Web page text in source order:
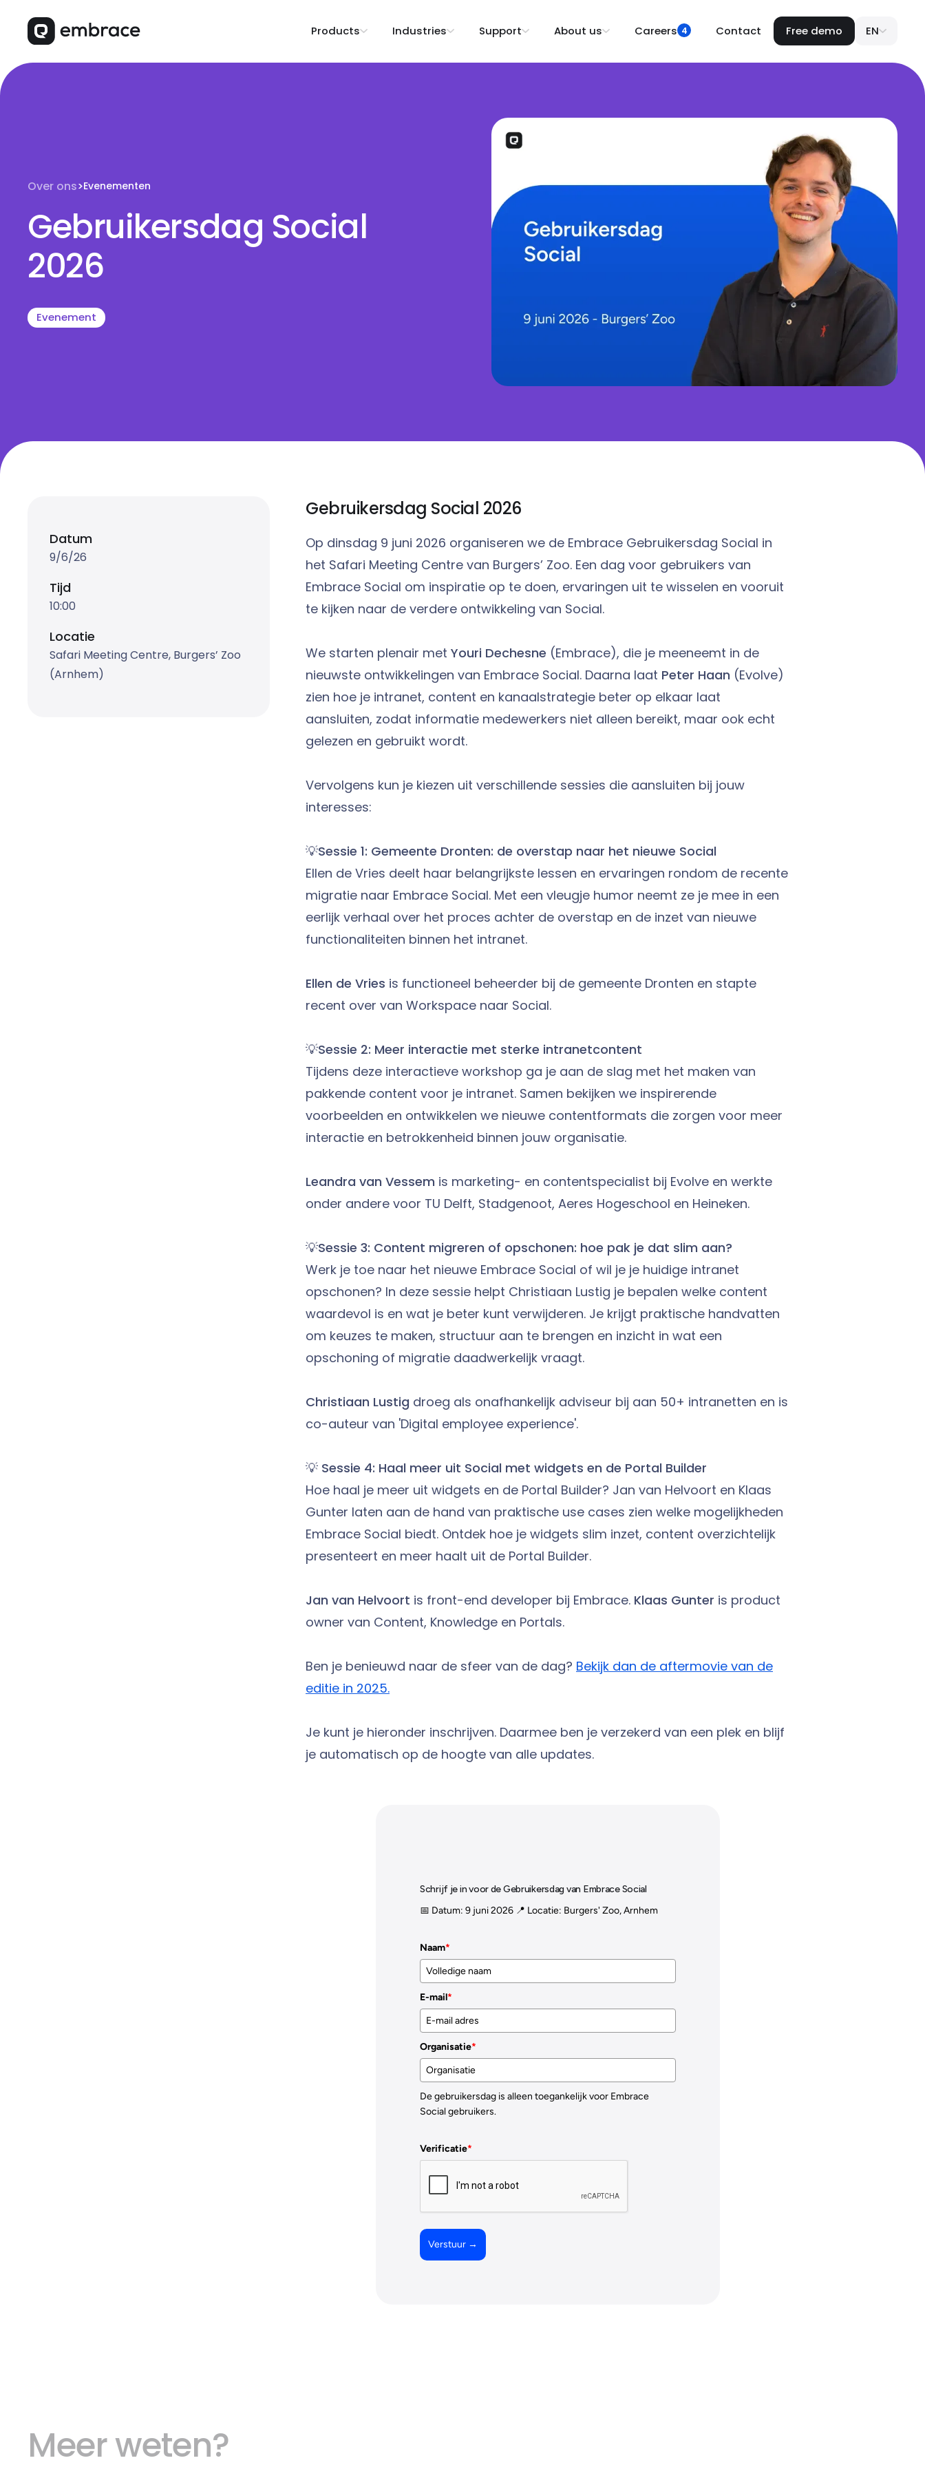
Products Industries Support About us Careers 4 Contact Free demo EN
Over ons>Evenementen
Gebruikersdag Social
2026
Evenement
Datum
9/6/26
Tijd
10:00
Locatie
Safari Meeting Centre, Burgers’ Zoo
(Arnhem)
Gebruikersdag Social 2026
Op dinsdag 9 juni 2026 organiseren we de Embrace Gebruikersdag Social in
het Safari Meeting Centre van Burgers’ Zoo. Een dag voor gebruikers van
Embrace Social om inspiratie op te doen, ervaringen uit te wisselen en vooruit
te kijken naar de verdere ontwikkeling van Social.
We starten plenair met Youri Dechesne (Embrace), die je meeneemt in de
nieuwste ontwikkelingen van Embrace Social. Daarna laat Peter Haan (Evolve)
zien hoe je intranet, content en kanaalstrategie beter op elkaar laat
aansluiten, zodat informatie medewerkers niet alleen bereikt, maar ook echt
gelezen en gebruikt wordt.
Vervolgens kun je kiezen uit verschillende sessies die aansluiten bij jouw
interesses:
💡Sessie 1: Gemeente Dronten: de overstap naar het nieuwe Social
Ellen de Vries deelt haar belangrijkste lessen en ervaringen rondom de recente
migratie naar Embrace Social. Met een vleugje humor neemt ze je mee in een
eerlijk verhaal over het proces achter de overstap en de inzet van nieuwe
functionaliteiten binnen het intranet.
Ellen de Vries is functioneel beheerder bij de gemeente Dronten en stapte
recent over van Workspace naar Social.
💡Sessie 2: Meer interactie met sterke intranetcontent
Tijdens deze interactieve workshop ga je aan de slag met het maken van
pakkende content voor je intranet. Samen bekijken we inspirerende
voorbeelden en ontwikkelen we nieuwe contentformats die zorgen voor meer
interactie en betrokkenheid binnen jouw organisatie.
Leandra van Vessem is marketing- en contentspecialist bij Evolve en werkte
onder andere voor TU Delft, Stadgenoot, Aeres Hogeschool en Heineken.
💡Sessie 3: Content migreren of opschonen: hoe pak je dat slim aan?
Werk je toe naar het nieuwe Embrace Social of wil je je huidige intranet
opschonen? In deze sessie helpt Christiaan Lustig je bepalen welke content
waardevol is en wat je beter kunt verwijderen. Je krijgt praktische handvatten
om keuzes te maken, structuur aan te brengen en inzicht in wat een
opschoning of migratie daadwerkelijk vraagt.
Christiaan Lustig droeg als onafhankelijk adviseur bij aan 50+ intranetten en is
co-auteur van 'Digital employee experience'.
💡 Sessie 4: Haal meer uit Social met widgets en de Portal Builder
Hoe haal je meer uit widgets en de Portal Builder? Jan van Helvoort en Klaas
Gunter laten aan de hand van praktische use cases zien welke mogelijkheden
Embrace Social biedt. Ontdek hoe je widgets slim inzet, content overzichtelijk
presenteert en meer haalt uit de Portal Builder.
Jan van Helvoort is front-end developer bij Embrace. Klaas Gunter is product
owner van Content, Knowledge en Portals.
Ben je benieuwd naar de sfeer van de dag? Bekijk dan de aftermovie van de
editie in 2025.
Je kunt je hieronder inschrijven. Daarmee ben je verzekerd van een plek en blijf
je automatisch op de hoogte van alle updates.
Schrijf je in voor de Gebruikersdag van Embrace Social
📅 Datum: 9 juni 2026 📍 Locatie: Burgers' Zoo, Arnhem
Naam*
E-mail*
Organisatie*
De gebruikersdag is alleen toegankelijk voor Embrace
Social gebruikers.
Verificatie*
Verstuur →
Meer weten?